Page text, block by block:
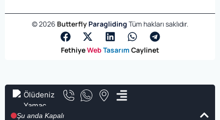
©2026 Butterfly Paragliding Tüm hakları saklıdır.
FethiyeWeb Tasarım Caylinet
Şu anda Kapalı